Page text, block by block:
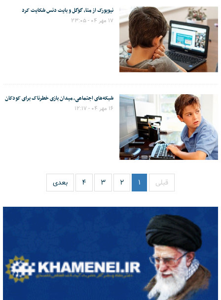
نیویورک از متا، گوگل و بایت دنس شکایت کرد
۱۷ مهر ۰۴ - ۲۳:۰۵
شبکه‌های اجتماعی، میدان بازی خطرناک برای کودکان
۱۶ مهر ۰۴ - ۱۲:۱۷
قبلی ۱ ۲ ۳ ۴ بعدی